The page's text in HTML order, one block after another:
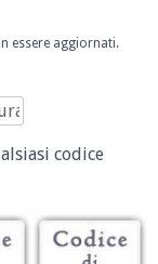
essere aggiornati.
codice